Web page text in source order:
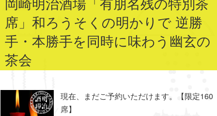
席」和ろうそくの明かりで 逆勝
手・本勝手を同時に味わう幽玄の
茶会
現在、まだご予約いただけます。【限定160
席】